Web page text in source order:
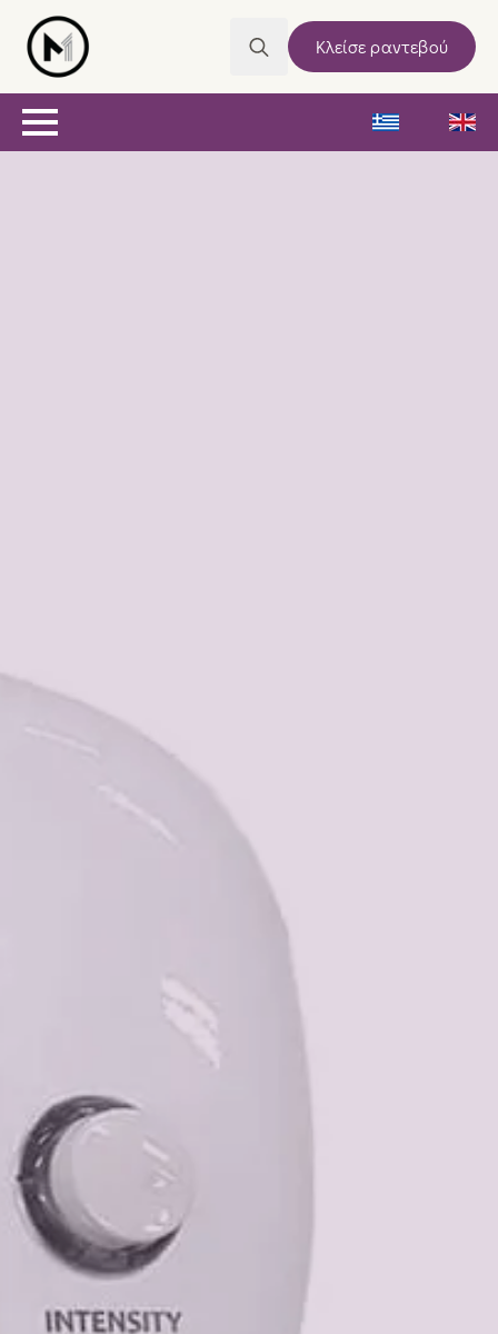
Search
Κλείσε ραντεβού